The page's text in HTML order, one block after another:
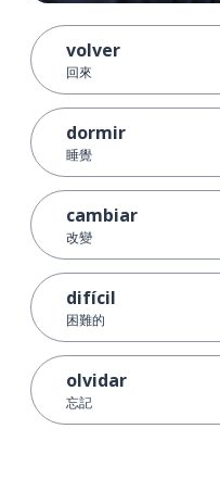
volver
回來
dormir
睡覺
cambiar
改變
difícil
困難的
olvidar
忘記